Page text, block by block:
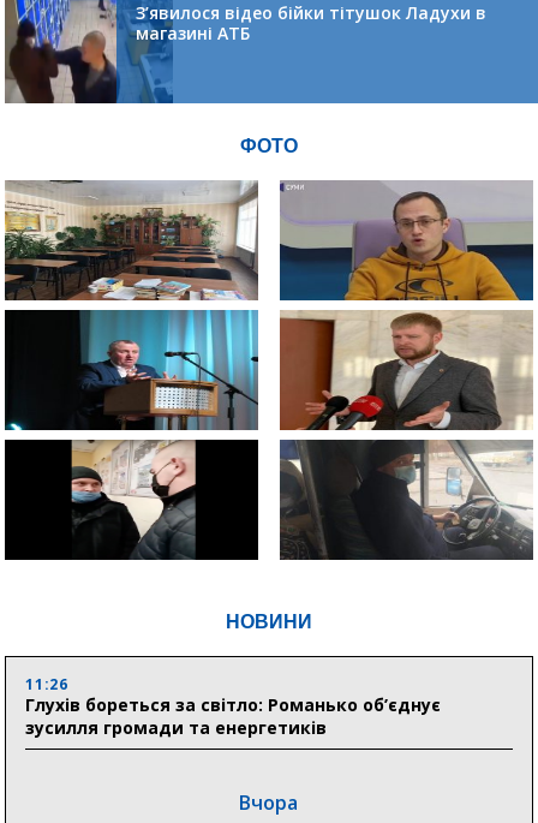
НОВИНИ
11:26
Глухів бореться за світло: Романько об’єднує
зусилля громади та енергетиків
Вчора
З’явилося відео бійки тітушок Ладухи в
магазині АТБ
ФОТО